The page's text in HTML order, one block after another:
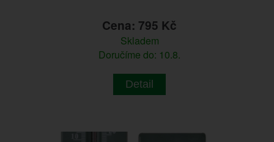
Cena: 795 Kč
Skladem
Doručíme do: 10.8.
Detail